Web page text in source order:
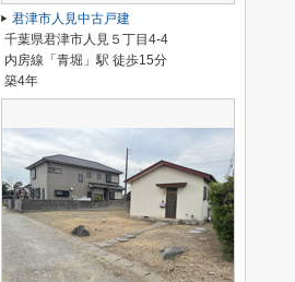
君津市人見中古戸建
千葉県君津市人見５丁目4-4
内房線「青堀」駅 徒歩15分
築4年